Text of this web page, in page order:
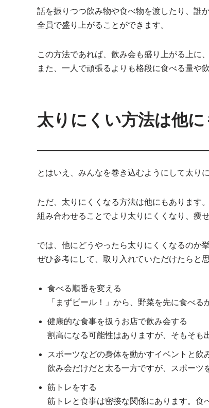
話を振りつつ飲み物や食べ物を渡したり、誰
全員で盛り上がることができます。
この方法であれば、飲み会も盛り上がる上に
また、一人で頑張るよりも格段に食べる量や
太りにくい方法は他に
とはいえ、みんなを巻き込むようにして太り
ただ、太りにくくなる方法は他にもあります。
組み合わせることでより太りにくくなり、痩
では、他にどうやったら太りにくくなるのか
ぜひ参考にして、取り入れていただけたらと思
食べる順番を変える
「まずビール！」から、野菜を先に食べ
健康的な食事を扱うお店で飲み会する
割高になる可能性はありますが、そもそも
スポーツなどの身体を動かすイベントと飲
飲み会だけだと太る一方ですが、スポーツ
筋トレをする
筋トレと食事は密接な関係にあります。食